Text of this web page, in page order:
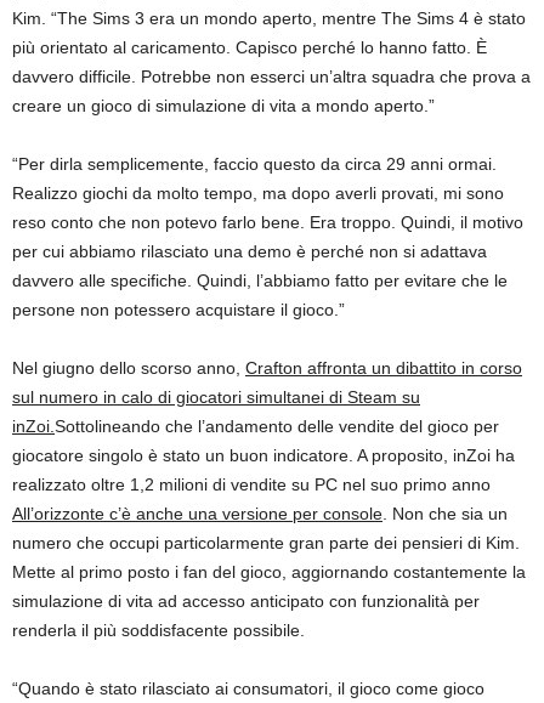
Kim. “The Sims 3 era un mondo aperto, mentre The Sims 4 è stato
più orientato al caricamento. Capisco perché lo hanno fatto. È
davvero difficile. Potrebbe non esserci un’altra squadra che prova a
creare un gioco di simulazione di vita a mondo aperto.”
“Per dirla semplicemente, faccio questo da circa 29 anni ormai.
Realizzo giochi da molto tempo, ma dopo averli provati, mi sono
reso conto che non potevo farlo bene. Era troppo. Quindi, il motivo
per cui abbiamo rilasciato una demo è perché non si adattava
davvero alle specifiche. Quindi, l’abbiamo fatto per evitare che le
persone non potessero acquistare il gioco.”
Nel giugno dello scorso anno, Crafton affronta un dibattito in corso
sul numero in calo di giocatori simultanei di Steam su
inZoi. Sottolineando che l’andamento delle vendite del gioco per
giocatore singolo è stato un buon indicatore. A proposito, inZoi ha
realizzato oltre 1,2 milioni di vendite su PC nel suo primo anno
All’orizzonte c’è anche una versione per console . Non che sia un
numero che occupi particolarmente gran parte dei pensieri di Kim.
Mette al primo posto i fan del gioco, aggiornando costantemente la
simulazione di vita ad accesso anticipato con funzionalità per
renderla il più soddisfacente possibile.
“Quando è stato rilasciato ai consumatori, il gioco come gioco